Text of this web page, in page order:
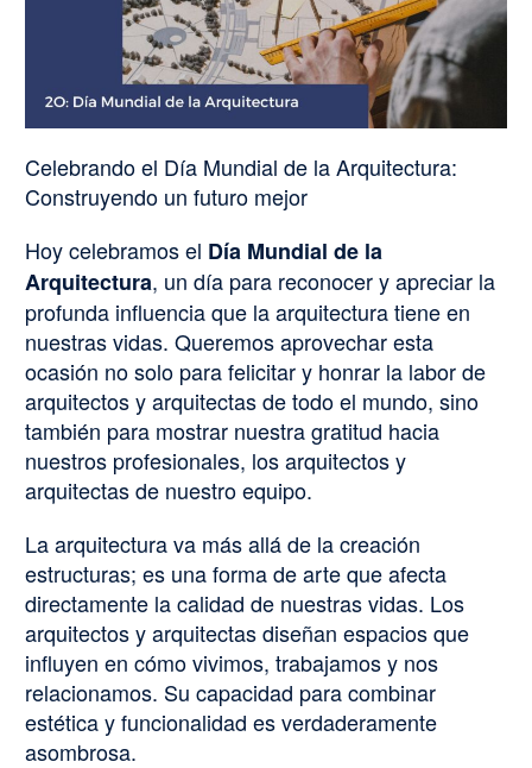
Celebrando el Día Mundial de la Arquitectura:
Construyendo un futuro mejor
Hoy celebramos el Día Mundial de la
Arquitectura, un día para reconocer y apreciar la
profunda influencia que la arquitectura tiene en
nuestras vidas. Queremos aprovechar esta
ocasión no solo para felicitar y honrar la labor de
arquitectos y arquitectas de todo el mundo, sino
también para mostrar nuestra gratitud hacia
nuestros profesionales, los arquitectos y
arquitectas de nuestro equipo.
La arquitectura va más allá de la creación
estructuras; es una forma de arte que afecta
directamente la calidad de nuestras vidas. Los
arquitectos y arquitectas diseñan espacios que
influyen en cómo vivimos, trabajamos y nos
relacionamos. Su capacidad para combinar
estética y funcionalidad es verdaderamente
asombrosa.